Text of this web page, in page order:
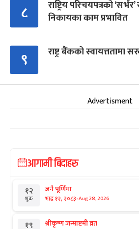
८
राष्ट्रिय परिचयपत्रको
निकायका काम प्रभावित
९ राष्ट्र बैंकको स्वायत्ततामा
Advertisment
आगामी बिदाहरु
१२
शुक्र
जनै पूर्णिमा
भाद्र १२, २०८३-Aug 28, 2026
१९ श्रीकृष्ण जन्माष्टमी व्रत